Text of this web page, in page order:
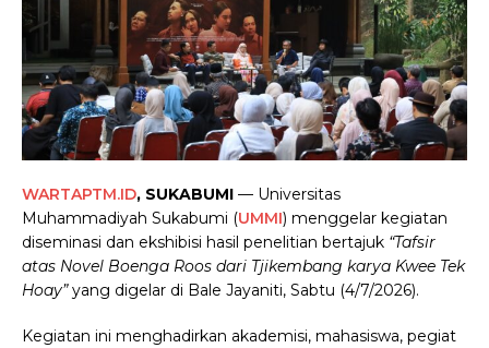
WARTAPTM.ID, SUKABUMI — Universitas
Muhammadiyah Sukabumi (UMMI) menggelar kegiatan
diseminasi dan ekshibisi hasil penelitian bertajuk “Tafsir
atas Novel Boenga Roos dari Tjikembang karya Kwee Tek
Hoay”yang digelar di Bale Jayaniti, Sabtu (4/7/2026).
Kegiatan ini menghadirkan akademisi, mahasiswa, pegiat